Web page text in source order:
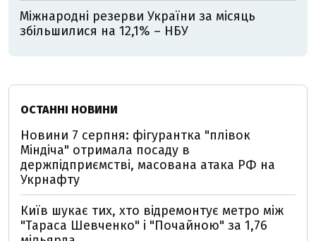
Міжнародні резерви України за місяць
збільшилися на 12,1% – НБУ
ОСТАННІ НОВИНИ
Новини 7 серпня: фігурантка "плівок
Міндіча" отримала посаду в
держпідприємстві, масована атака РФ на
Укрнафту
Київ шукає тих, хто відремонтує метро між
"Тараса Шевченко" і "Почайною" за 1,76